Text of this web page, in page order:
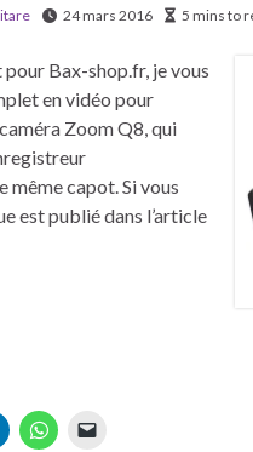
24 mars 2016 5 mins to
Bax-shop.fr, je vous
en vidéo pour
Zoom Q8, qui
même capot. Si vous
est publié dans l’article